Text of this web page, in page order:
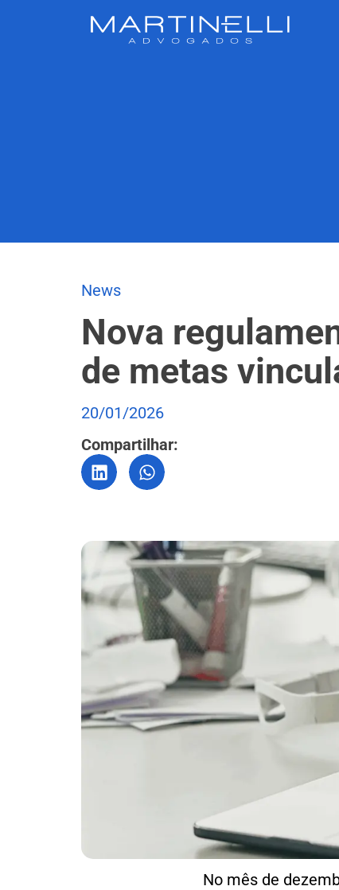
News
Nova
de metas
20/01/2026
Compartilhar:
No mês de